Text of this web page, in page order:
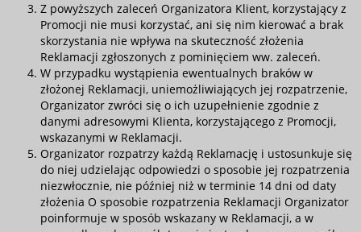
Z powyższych zaleceń Organizatora Klient, korzystający z
Promocji nie musi korzystać, ani się nim kierować a brak
skorzystania nie wpływa na skuteczność złożenia
Reklamacji zgłoszonych z pominięciem ww. zaleceń.
W przypadku wystąpienia ewentualnych braków w
złożonej Reklamacji, uniemożliwiających jej rozpatrzenie,
Organizator zwróci się o ich uzupełnienie zgodnie z
danymi adresowymi Klienta, korzystającego z Promocji,
wskazanymi w Reklamacji.
Organizator rozpatrzy każdą Reklamację i ustosunkuje się
do niej udzielając odpowiedzi o sposobie jej rozpatrzenia
niezwłocznie, nie później niż w terminie 14 dni od daty
złożenia O sposobie rozpatrzenia Reklamacji Organizator
poinformuje w sposób wskazany w Reklamacji, a w